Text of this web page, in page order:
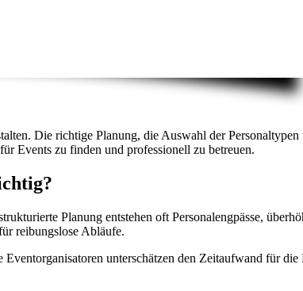
Die richtige Planung, die Auswahl der
für Events zu finden und professionell zu betreuen.
Planung entstehen oft Personalengpässe,
reibungslose Abläufe.
unterschätzen den Zeitaufwand für die